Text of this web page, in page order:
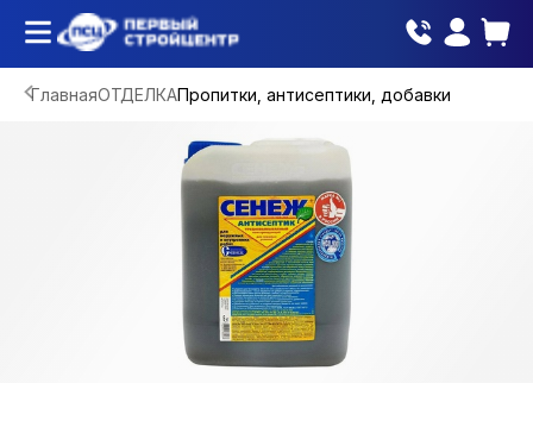
ГлавнаяОТДЕЛКАПропитки, антисептики, добавки